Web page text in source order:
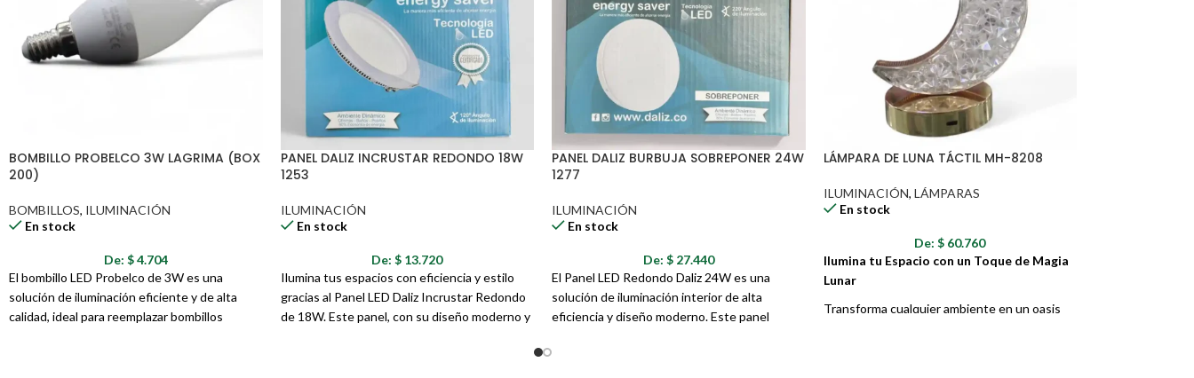
BOMBILLO PROBELCO 3W LAGRIMA (BOX
200)
BOMBILLOS, ILUMINACIÓN
En stock
De: $4.704
El bombillo LED Probelco de 3W es una
solución de iluminación eficiente y de alta
calidad, ideal para reemplazar bombillos
PANEL DALIZ INCRUSTAR REDONDO 18W
1253
ILUMINACIÓN
En stock
De:$ 13.720
Ilumina tus espacios con eficiencia y estilo
gracias al Panel LED Daliz Incrustar Redondo
de 18W. Este panel, con su diseño moderno y
PANEL DALIZ BURBUJA SOBREPONER 24W
1277
ILUMINACIÓN
En stock
De: $27.440
El Panel LED Redondo Daliz 24W es una
solución de iluminación interior de alta
eficiencia y diseño moderno. Este panel
LÁMPARA DE LUNA TÁCTIL MH-8208
ILUMINACIÓN, LÁMPARAS
En stock
De:$ 60.760
Ilumina tu Espacio con un Toque de Magia
Lunar
Transforma cualquier ambiente en un oasis